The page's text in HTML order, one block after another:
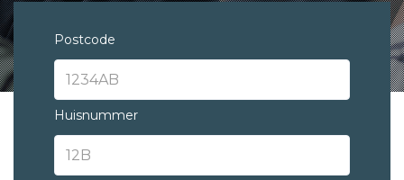
Postcode
Huisnummer